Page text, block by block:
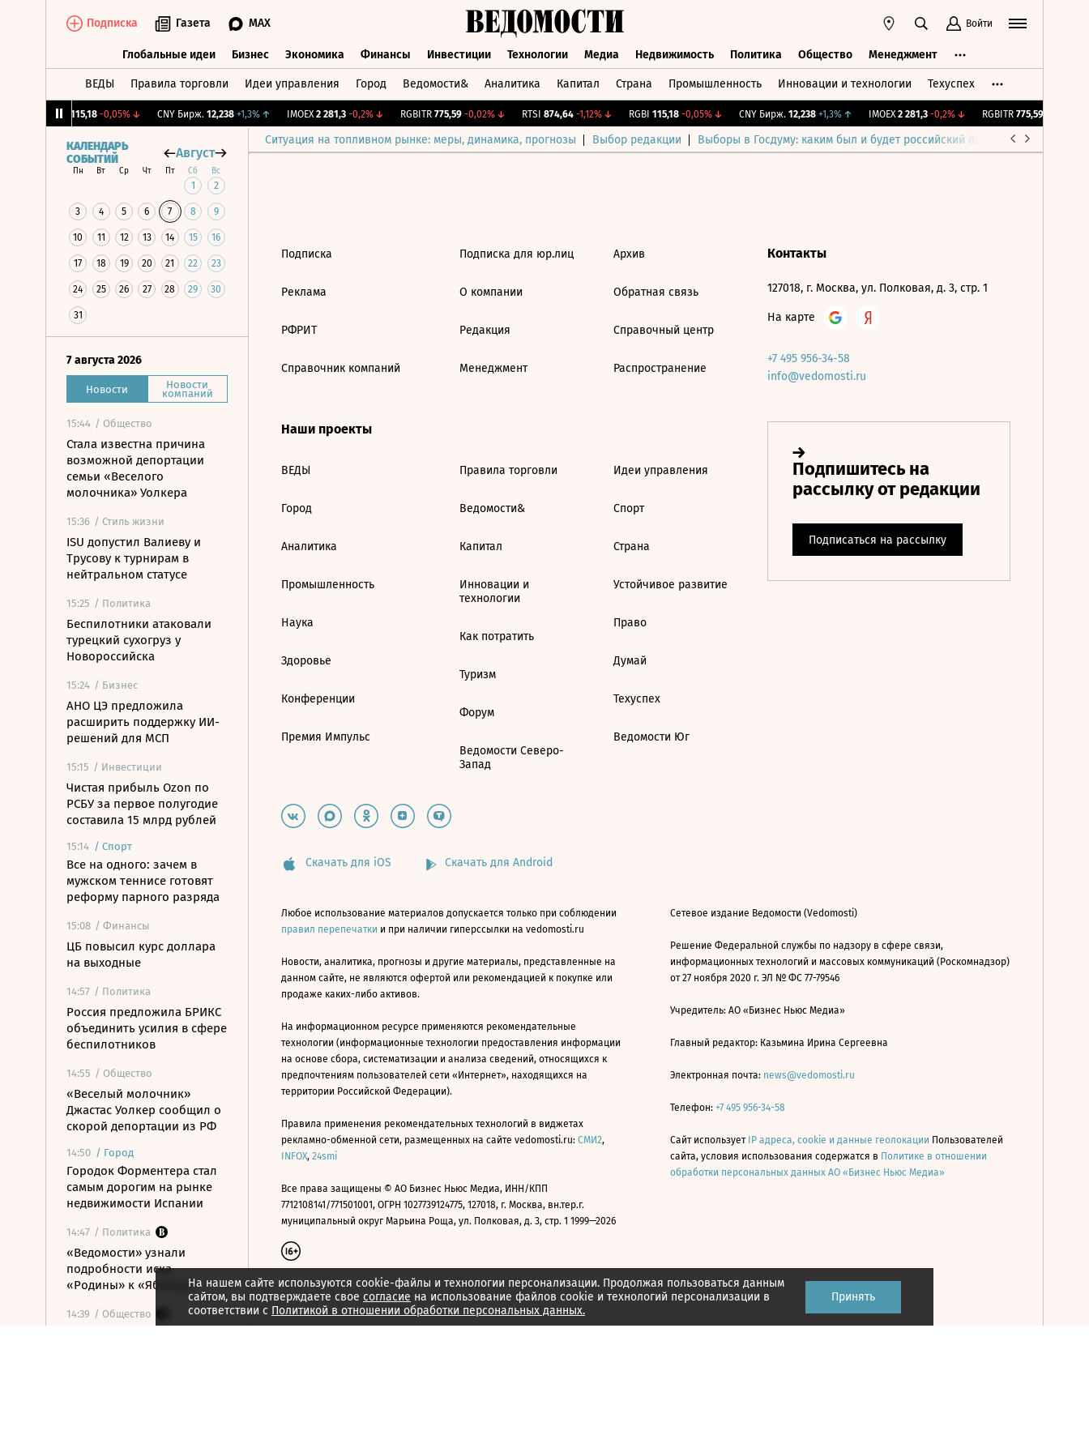
Подписка Газета MAX Войти
Глобальные идеи Бизнес Экономика Финансы Инвестиции Технологии Медиа Недвижимость Политика Общество Менеджмент
ВЕДЫ Правила торговли Идеи управления Город Ведомости& Аналитика Капитал Страна Промышленность Инновации и технологии Техуспех
115,18 -0,05%↓ CNY Бирж. 12,238 +1,3%↑ IMOEX 2 281,3 -0,2%↓ RGBITR 775,59 -0,02%↓ RTSI 874,64 -1,12%↓ RGBI 115,18 -0,05%↓ CNY Бирж. 12,238 +1,3%↑ IMOEX 2 281,3 -0,2%↓ RGBITR 775,59 -0,02%
Ситуация на топливном рынке: меры, динамика, прогнозы Выбор редакции Выборы в Госдуму: каким был и будет российский парламент
КАЛЕНДАРЬ
СОБЫТИЙ
Август
Пн Вт Ср Чт Пт Сб Вс
1 2
3 4 5 6 7 8 9
10 11 12 13 14 15 16
17 18 19 20 21 22 23
24 25 26 27 28 29 30
31
7 августа 2026
Новости Новости
компаний
15:44 / Общество
Стала известна причина
возможной депортации
семьи «Веселого
молочника» Уолкера
15:36 / Стиль жизни
ISU допустил Валиеву и
Трусову к турнирам в
нейтральном статусе
15:25 / Политика
Беспилотники атаковали
турецкий сухогруз у
Новороссийска
15:24 / Бизнес
АНО ЦЭ предложила
расширить поддержку ИИ-
решений для МСП
15:15 / Инвестиции
Чистая прибыль Ozon по
РСБУ за первое полугодие
составила 15 млрд рублей
15:14 / Спорт
Все на одного: зачем в
мужском теннисе готовят
реформу парного разряда
15:08 / Финансы
ЦБ повысил курс доллара
на выходные
14:57 / Политика
Россия предложила БРИКС
объединить усилия в сфере
беспилотников
14:55 / Общество
«Веселый молочник»
Джастас Уолкер сообщил о
скорой депортации из РФ
14:50 / Город
Городок Форментера стал
самым дорогим на рынке
недвижимости Испании
14:47 / Политика
«Ведомости» узнали
подробности иска
«Родины» к «Яблоку»
14:39 / Общество
На нашем сайте используются cookie-файлы и технологии персонализации. Продолжая пользоваться данным
сайтом, вы подтверждаете свое согласие на использование файлов cookie и технологий персонализации в
соответствии с Политикой в отношении обработки персональных данных.
Принять
Подписка
Реклама
РФРИТ
Справочник компаний
Подписка для юр.лиц
О компании
Редакция
Менеджмент
Архив
Обратная связь
Справочный центр
Распространение
Наши проекты
ВЕДЫ
Город
Аналитика
Промышленность
Наука
Здоровье
Конференции
Премия Импульс
Правила торговли
Ведомости&
Капитал
Инновации и
технологии
Как потратить
Туризм
Форум
Ведомости Северо-
Запад
Идеи управления
Спорт
Страна
Устойчивое развитие
Право
Думай
Техуспех
Ведомости Юг
Контакты
127018, г. Москва, ул. Полковая, д. 3, стр. 1
На карте
+7 495 956-34-58
info@vedomosti.ru
Скачать для iOS Скачать для Android
Любое использование материалов допускается только при соблюдении
правил перепечатки и при наличии гиперссылки на vedomosti.ru
Новости, аналитика, прогнозы и другие материалы, представленные на
данном сайте, не являются офертой или рекомендацией к покупке или
продаже каких-либо активов.
На информационном ресурсе применяются рекомендательные
технологии (информационные технологии предоставления информации
на основе сбора, систематизации и анализа сведений, относящихся к
предпочтениям пользователей сети «Интернет», находящихся на
территории Российской Федерации).
Правила применения рекомендательных технологий в виджетах
рекламно-обменной сети, размещенных на сайте vedomosti.ru: СМИ2,
INFOX, 24smi
Все права защищены © АО Бизнес Ньюс Медиа, ИНН/КПП
7712108141/771501001, ОГРН 1027739124775, 127018, г. Москва, вн.тер.г.
муниципальный округ Марьина Роща, ул. Полковая, д. 3, стр. 1 1999—2026
Сетевое издание Ведомости (Vedomosti)
Решение Федеральной службы по надзору в сфере связи,
информационных технологий и массовых коммуникаций (Роскомнадзор)
от 27 ноября 2020 г. ЭЛ № ФС 77-79546
Учредитель: АО «Бизнес Ньюс Медиа»
Главный редактор: Казьмина Ирина Сергеевна
Электронная почта: news@vedomosti.ru
Телефон: +7 495 956-34-58
Сайт использует IP адреса, cookie и данные геолокации Пользователей
сайта, условия использования содержатся в Политике в отношении
обработки персональных данных АО «Бизнес Ньюс Медиа»